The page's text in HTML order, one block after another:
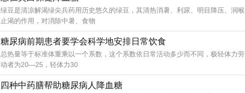
绿豆是清凉解渴绿尖兵药用历史悠久的绿豆，其清热消暑、利尿、明目降压、润喉
止渴的作用，对消除中暑、食物
糖尿病前期患者要学会科学地安排日常饮食
总热量等于标准体重乘以一个系数，这个系数依日常活动多少而不同，极轻体力劳
动者为20—25，轻体力30
四种中药膳帮助糖尿病人降血糖